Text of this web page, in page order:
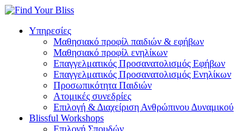
Υπηρεσίες
Μαθησιακό προφίλ παιδιών & εφήβων
Μαθησιακό προφίλ ενηλίκων
Επαγγελματικός Προσανατολισμός Εφήβων
Επαγγελματικός Προσανατολισμός Ενηλίκων
Προσωπικότητα Παιδιών
Ατομικές συνεδρίες
Επιλογή & Διαχείριση Ανθρώπινου Δυναμικού
Blissful Workshops
Επιλογή Σπουδών